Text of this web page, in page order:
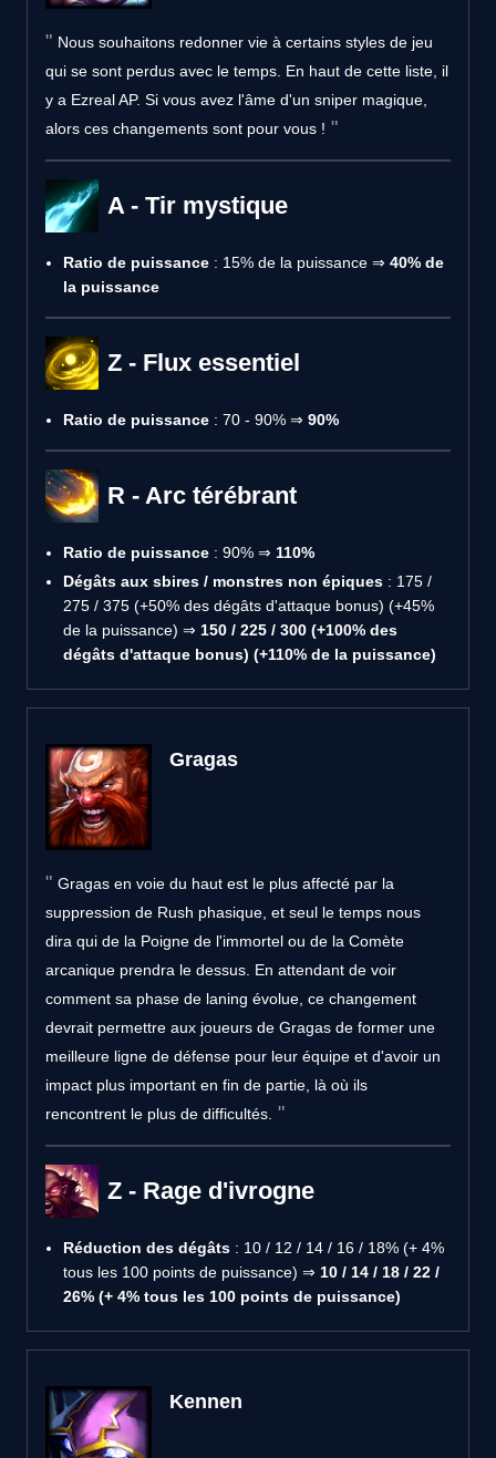
Nous souhaitons redonner vie à certains styles de jeu
qui se sont perdus avec le temps. En haut de cette liste, il
y a Ezreal AP. Si vous avez l'âme d'un sniper magique,
alors ces changements sont pour vous !
A - Tir mystique
Ratio de puissance : 15% de la puissance ⇒ 40% de
la puissance
Z - Flux essentiel
Ratio de puissance : 70 - 90% ⇒ 90%
R - Arc térébrant
Ratio de puissance : 90% ⇒ 110%
Dégâts aux sbires / monstres non épiques : 175 /
275 / 375 (+50% des dégâts d'attaque bonus) (+45%
de la puissance) ⇒ 150 / 225 / 300 (+100% des
dégâts d'attaque bonus) (+110% de la puissance)
Gragas
Gragas en voie du haut est le plus affecté par la
suppression de Rush phasique, et seul le temps nous
dira qui de la Poigne de l'immortel ou de la Comète
arcanique prendra le dessus. En attendant de voir
comment sa phase de laning évolue, ce changement
devrait permettre aux joueurs de Gragas de former une
meilleure ligne de défense pour leur équipe et d'avoir un
impact plus important en fin de partie, là où ils
rencontrent le plus de difficultés.
Z - Rage d'ivrogne
Réduction des dégâts : 10 / 12 / 14 / 16 / 18% (+ 4%
tous les 100 points de puissance) ⇒ 10 / 14 / 18 / 22 /
26% (+ 4% tous les 100 points de puissance)
Kennen